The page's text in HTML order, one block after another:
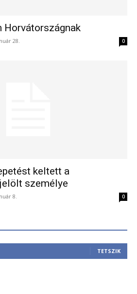
Horvátországnak
28. 0
keltett a
személye
8. 0
TETSZIK